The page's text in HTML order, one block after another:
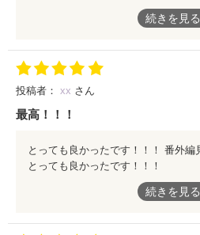
続きがすごく気になりますが
教えて欲しいです！！
続きを見る
投稿者： xx さん
最高！！！
とっても良かったです！！！
パスワードが分かりませーん💦続きを見る